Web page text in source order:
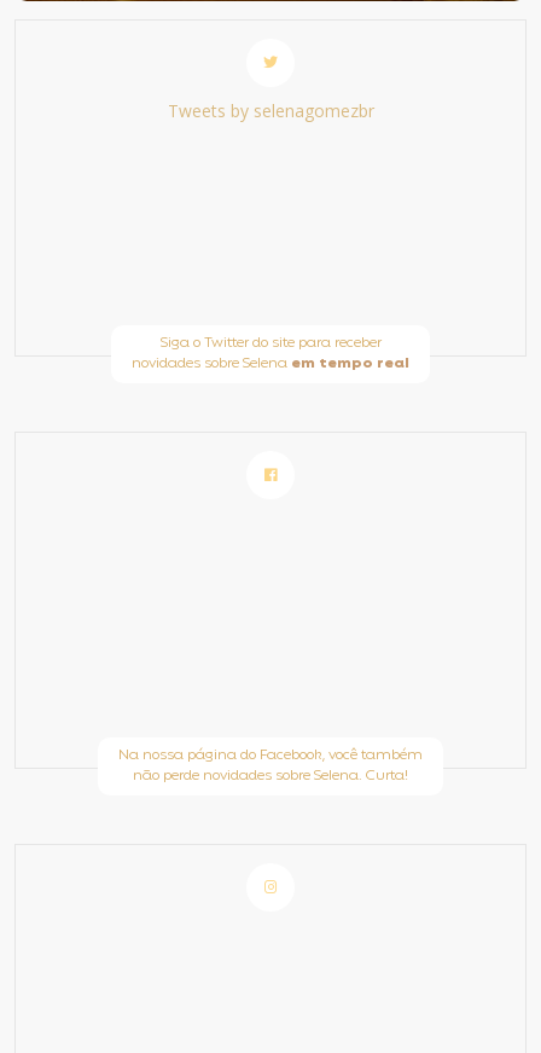
Tweets by selenagomezbr
Siga o Twitter do site para receber
novidades sobre Selena em tempo real
Na nossa página do Facebook, você também
não perde novidades sobre Selena. Curta!